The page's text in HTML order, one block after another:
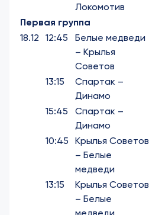
Локомотив
Первая группа
18.12
12:45
Белые медведи
– Крылья
Советов
13:15
Спартак –
Динамо
15:45
Спартак –
Динамо
10:45
Крылья Советов
– Белые
медведи
13:15
Крылья Советов
– Белые
медведи